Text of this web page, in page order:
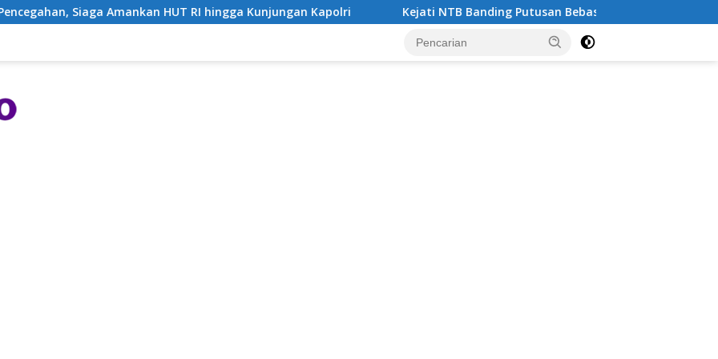
HUT RI hingga Kunjungan Kapolri Kejati NTB Banding Putusan Bebas Kasus Dugaan Gratifikasi “Uang